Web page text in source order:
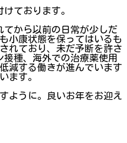
ております。
から以前の日常が少しだ
小康状態を保ってはいるも
れており、未だ予断を許さ
種、海外での治療薬使用
減する働きが進んでいます
ます。
ように。良いお年をお迎え